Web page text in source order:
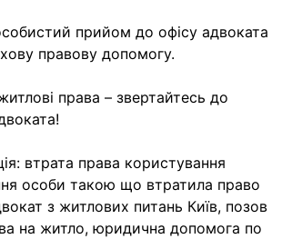
прийом до офісу адвоката
правову допомогу.
права – звертайтесь до
втрата права користування
особи такою що втратила право
з житлових питань Київ, позов
на житло, юридична допомога по